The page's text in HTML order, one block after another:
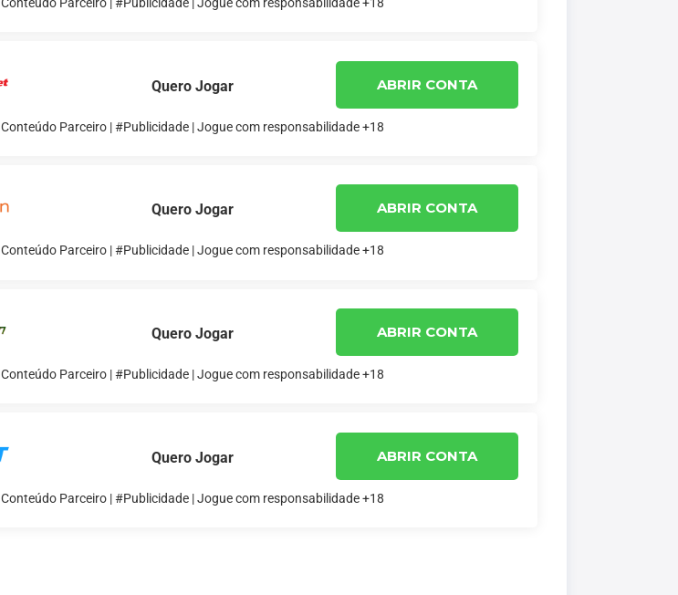
Quero Jogar ABRIR CONTA
Conteúdo Parceiro | #Publicidade | Jogue com responsabilidade +18
Quero Jogar ABRIR CONTA
Conteúdo Parceiro | #Publicidade | Jogue com responsabilidade +18
Quero Jogar ABRIR CONTA
Conteúdo Parceiro | #Publicidade | Jogue com responsabilidade +18
Quero Jogar ABRIR CONTA
Conteúdo Parceiro | #Publicidade | Jogue com responsabilidade +18